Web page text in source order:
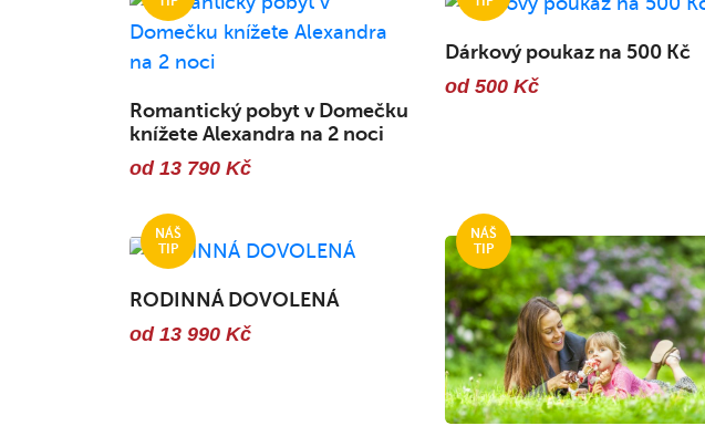
Romantický pobyt v Domečku
knížete Alexandra na 2 noci
od 13 790 Kč
Dárkový poukaz na 500 Kč
od 500 Kč
RODINNÁ DOVOLENÁ
od 13 990 Kč